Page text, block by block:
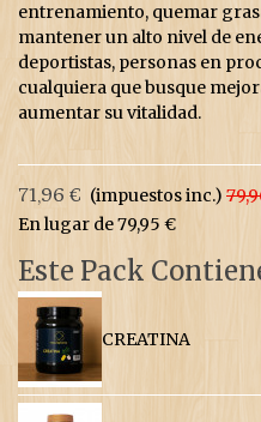
entrenamiento, quemar
mantener un alto nivel de
deportistas, personas en
cualquiera que busque
aumentar su vitalidad.
71,96 € (impuestos inc.)
En lugar de 79,95 €
Este Pack
CREATINA